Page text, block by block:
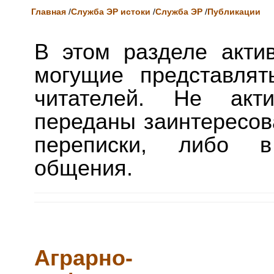
Главная /Служба ЭР истоки /Служба ЭР /Публикации
В этом разделе
могущие
читателей. Не
переданы
переписки, либо в
общения.
Аграрно-